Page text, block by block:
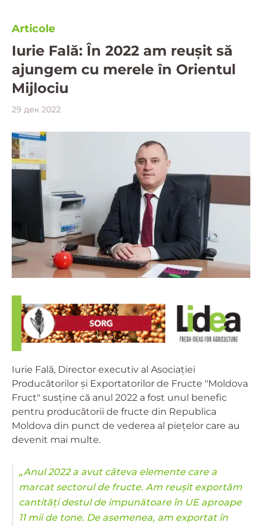
Articole
Iurie Fală: În 2022 am reușit să
ajungem cu merele în Orientul
Mijlociu
29 дек 2022
Iurie Fală, Director executiv al Asociației
Producătorilor și Exportatorilor de Fructe "Moldova
Fruct" susține că anul 2022 a fost unul benefic
pentru producătorii de fructe din Republica
Moldova din punct de vederea al piețelor care au
devenit mai multe.
„Anul 2022 a avut câteva elemente care a
marcat sectorul de fructe. Am reușit exportăm
cantități destul de impunătoare în UE aproape
11 mii de tone. De asemenea, am exportat în